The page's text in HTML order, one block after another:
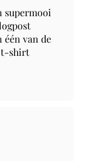
supermooi
één van de
t-shirt